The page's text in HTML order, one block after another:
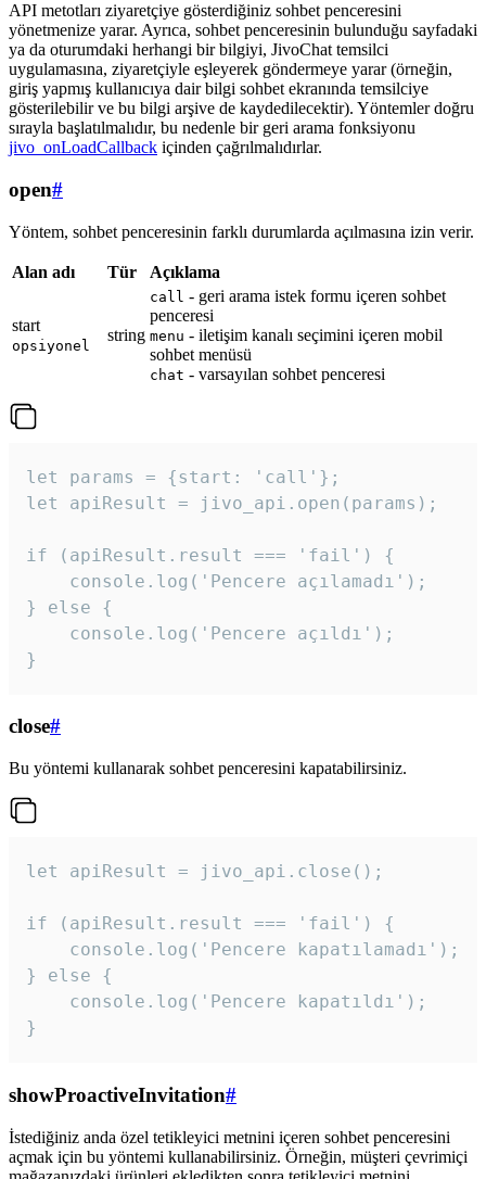
API metotları ziyaretçiye gösterdiğiniz sohbet penceresini
yönetmenize yarar. Ayrıca, sohbet penceresinin bulunduğu sayfadaki
ya da oturumdaki herhangi bir bilgiyi, JivoChat temsilci
uygulamasına, ziyaretçiyle eşleyerek göndermeye yarar (örneğin,
giriş yapmış kullanıcıya dair bilgi sohbet ekranında temsilciye
gösterilebilir ve bu bilgi arşive de kaydedilecektir). Yöntemler doğru
sırayla başlatılmalıdır, bu nedenle bir geri arama fonksiyonu
jivo_onLoadCallback içinden çağrılmalıdırlar.
open#
Yöntem, sohbet penceresinin farklı durumlarda açılmasına izin verir.
Alan adı Tür Açıklama
start
opsiyonel
string
call - geri arama istek formu içeren sohbet
penceresi
menu - iletişim kanalı seçimini içeren mobil
sohbet menüsü
chat - varsayılan sohbet penceresi
let params = {start: 'call'};
let apiResult = jivo_api.open(params);
if (apiResult.result === 'fail') {
    console.log('Pencere açılamadı');
} else {
    console.log('Pencere açıldı');
}
close#
Bu yöntemi kullanarak sohbet penceresini kapatabilirsiniz.
let apiResult = jivo_api.close();
if (apiResult.result === 'fail') {
    console.log('Pencere kapatılamadı');
} else {
    console.log('Pencere kapatıldı');
}
showProactiveInvitation#
İstediğiniz anda özel tetikleyici metnini içeren sohbet penceresini
açmak için bu yöntemi kullanabilirsiniz. Örneğin, müşteri çevrimiçi